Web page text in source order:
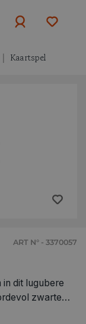
Kaartspel
ART N° - 3370057
in dit lugubere
zwarte
de